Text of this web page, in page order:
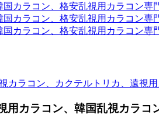
カラコン、格安乱視用カラコン専
カラコン、格安乱視用カラコン専
カラコン、格安乱視用カラコン専
ラコン、カクテルトリカ、遠視
カラコン、韓国乱視カラ